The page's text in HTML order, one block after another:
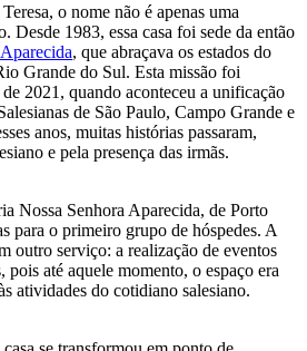
o nome não é apenas uma
Desde 1983, essa casa foi sede da então
, que abraçava os estados do
Grande do Sul. Esta missão foi
2021, quando aconteceu a unificação
de São Paulo, Campo Grande e
anos, muitas histórias passaram,
e pela presença das irmãs.
Nossa Senhora Aparecida, de Porto
para o primeiro grupo de hóspedes. A
outro serviço: a realização de eventos
até aquele momento, o espaço era
atividades do cotidiano salesiano.